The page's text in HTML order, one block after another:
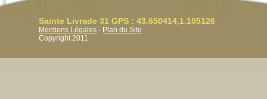
Sainte Livrade 31 GPS : 43.650414,1.105126
Mentions Légales - Plan du Site
Copyright 2011